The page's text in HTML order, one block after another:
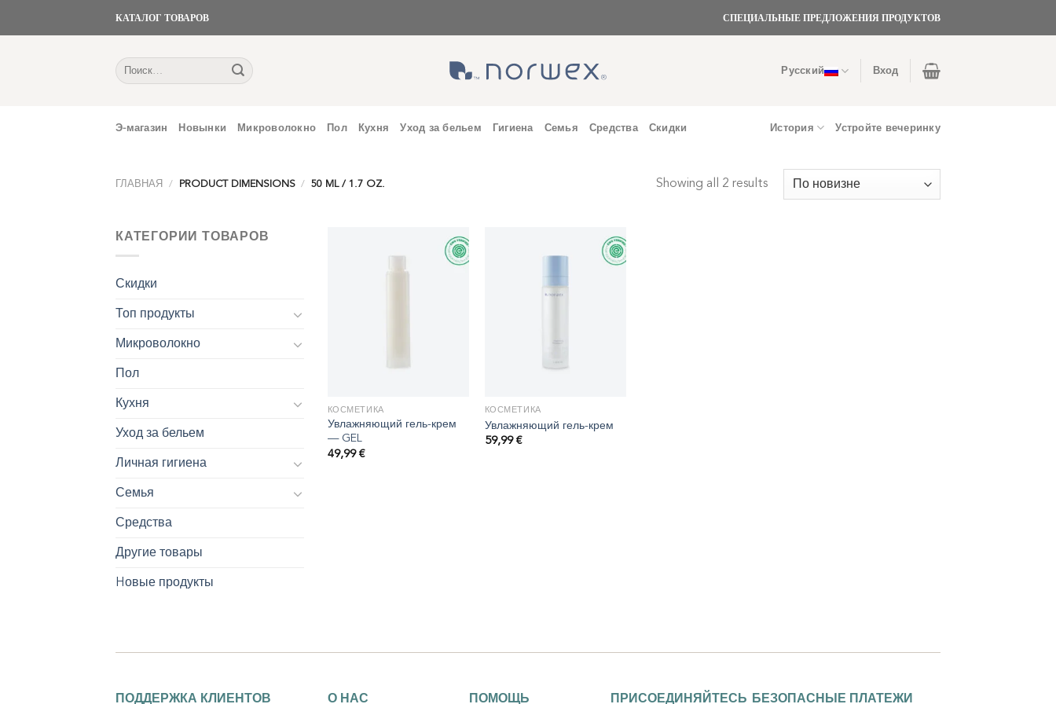
КАТАЛОГ ТОВАРОВ СПЕЦИАЛЬНЫЕ ПРЕДЛОЖЕНИЯ ПРОДУКТОВ
Искать: Русский Вход
Э-магазин Новынки Микроволокно Пол Кухня Уход за бельем Гигиена Семья Средства Скидки История Устройте вечеринку
ГЛАВНАЯ / PRODUCT DIMENSIONS / 50 ML / 1.7 OZ. Showing all 2 results
КАТЕГОРИИ ТОВАРОВ
Скидки
Топ продукты
Микроволокно
Пол
Кухня
Уход за бельем
Личная гигиена
Семья
Средства
Другие товары
Hовые продукты
КОСМЕТИКА
Увлажняющий гель-крем
— GEL
49,99€
КОСМЕТИКА
Увлажняющий гель-крем
59,99€
ПОДДЕРЖКА КЛИЕНТОВ О НАС ПОМОЩЬ ПРИСОЕДИНЯЙТЕСЬ БЕЗОПАСНЫЕ ПЛАТЕЖИ